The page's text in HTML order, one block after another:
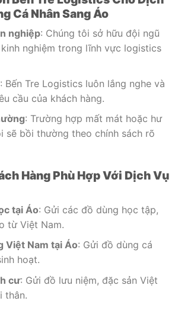
Cá Nhân Sang Áo
nghiệp: Chúng tôi sở hữu đội ngũ
nghiệm trong lĩnh vực logistics
: Bến Tre Logistics luôn lắng nghe và
cầu của khách hàng.
: Trường hợp mất mát hoặc hư
sẽ bồi thường theo chính sách rõ
Hàng Phù Hợp Với Dịch Vụ
tại Áo: Gửi các đồ dùng học tập,
từ Việt Nam.
Việt Nam tại Áo: Gửi đồ dùng cá
hoạt.
cư: Gửi đồ lưu niệm, đặc sản Việt
thân.